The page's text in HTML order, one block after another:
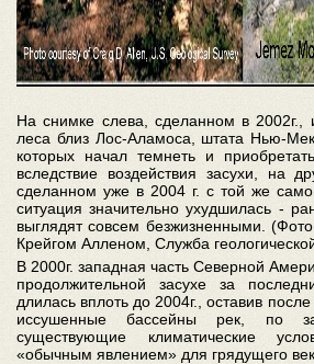
На снимке слева, сделанном в 2002г.,
леса близ Лос-Аламоса, штата Нью-
которых начал темнеть и
вследствие воздействия засухи, на
сделанном уже в 2004 г. с той же
ситуация значительно ухудшилась -
выглядят совсем безжизненными.
Крейгом Алленом, Служба
В 2000г. западная часть Северной
продолжительной засухе за
длилась вплоть до 2004г., оставив
иссушенные бассейны рек, по
существующие климатические
«обычным явлением» для грядущего